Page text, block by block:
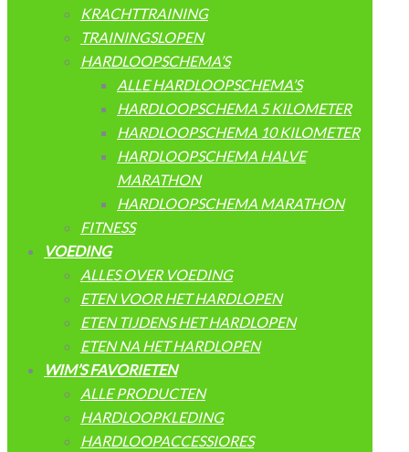
KRACHTTRAINING
TRAININGSLOPEN
HARDLOOPSCHEMA’S
ALLE HARDLOOPSCHEMA’S
HARDLOOPSCHEMA 5 KILOMETER
HARDLOOPSCHEMA 10 KILOMETER
HARDLOOPSCHEMA HALVE
MARATHON
HARDLOOPSCHEMA MARATHON
FITNESS
VOEDING
ALLES OVER VOEDING
ETEN VOOR HET HARDLOPEN
ETEN TIJDENS HET HARDLOPEN
ETEN NA HET HARDLOPEN
WIM’S FAVORIETEN
ALLE PRODUCTEN
HARDLOOPKLEDING
HARDLOOPACCESSIORES